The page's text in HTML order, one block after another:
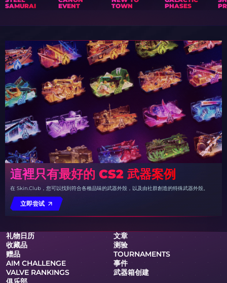
SAMURAI
EVENT
TOWN
PHASES
這裡只有最好的 CS2 武器案例
在 Skin.Club，您可以找到符合各種品味的武器外殼，以及由社群創造的特殊武器外殼。
立即尝试
礼物日历
文章
收藏品
测验
赠品
TOURNAMENTS
AIM CHALLENGE
事件
VALVE RANKINGS
武器箱创建
俱乐部